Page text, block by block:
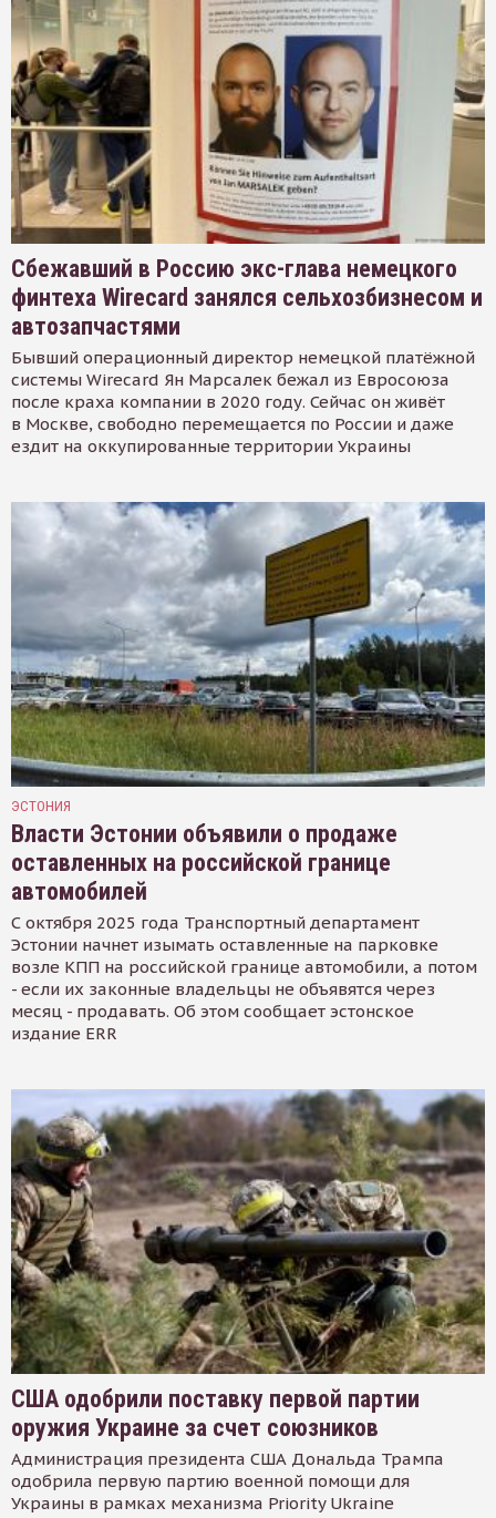
Сбежавший в Россию экс-глава немецкого
финтеха Wirecard занялся сельхозбизнесом и
автозапчастями
Бывший операционный директор немецкой платёжной
системы Wirecard Ян Марсалек бежал из Евросоюза
после краха компании в 2020 году. Сейчас он живёт
в Москве, свободно перемещается по России и даже
ездит на оккупированные территории Украины
ЭСТОНИЯ
Власти Эстонии объявили о продаже
оставленных на российской границе
автомобилей
С октября 2025 года Транспортный департамент
Эстонии начнет изымать оставленные на парковке
возле КПП на российской границе автомобили, а потом
- если их законные владельцы не объявятся через
месяц - продавать. Об этом сообщает эстонское
издание ERR
США одобрили поставку первой партии
оружия Украине за счет союзников
Администрация президента США Дональда Трампа
одобрила первую партию военной помощи для
Украины в рамках механизма Priority Ukraine